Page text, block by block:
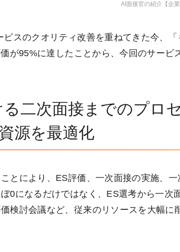
AI面接官の紹介【企業
スのクオリティ改善を重ねてきた今、「
が95%に達したことから、今回のサービ
二次面接までのプロセ
源を最適化
とにより、ES評価、一次面接の実施、一
0になるだけではなく、ES選考から一次
検討会議など、従来のリソースを大幅に